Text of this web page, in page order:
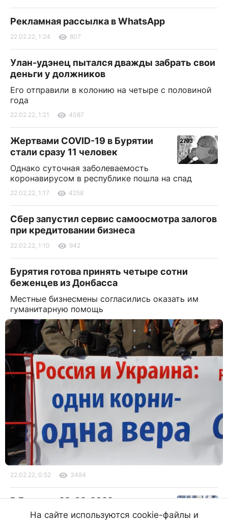
Рекламная рассылка в WhatsApp
22.02.22, 1:24 807
Улан-удэнец пытался дважды забрать свои
деньги у должников
Его отправили в колонию на четыре с половиной
года
22.02.22, 1:21 4087
Жертвами COVID-19 в Бурятии
стали сразу 11 человек
Однако суточная заболеваемость
коронавирусом в республике пошла на спад
22.02.22, 1:17 4258
Сбер запустил сервис самоосмотра залогов
при кредитовании бизнеса
22.02.22, 1:10 942
Бурятия готова принять четыре сотни
беженцев из Донбасса
Местные бизнесмены согласились оказать им
гуманитарную помощь
22.02.22, 0:52 3484
В Бурятии 22. 02. 2022 ощутимо
потеплеет
На сайте используются cookie-файлы и